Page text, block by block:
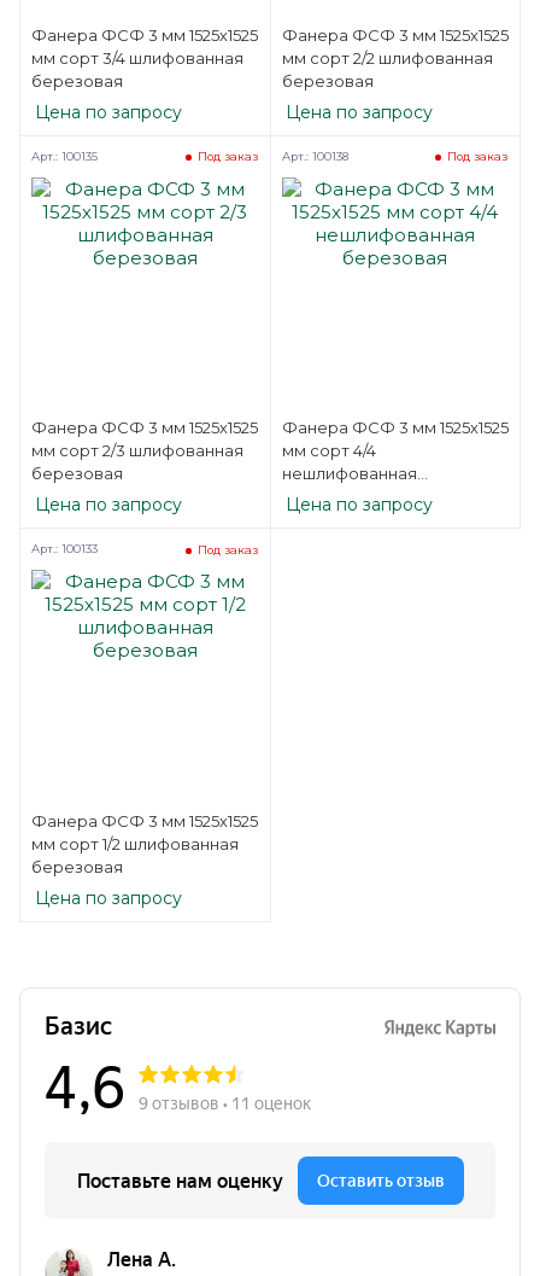
Фанера ФСФ 3 мм 1525х1525
мм сорт 3/4 шлифованная
березовая
Цена по запросу
Фанера ФСФ 3 мм 1525х1525
мм сорт 2/2 шлифованная
березовая
Цена по запросу
Фанера ФСФ 3 мм 1525х1525
мм сорт 2/3 шлифованная
березовая
Под заказ
Арт.: 100135
Цена по запросу
Фанера ФСФ 3 мм 1525х1525
мм сорт 4/4
нешлифованная
березовая
Под заказ
Арт.: 100138
Цена по запросу
Фанера ФСФ 3 мм 1525х1525
мм сорт 1/2 шлифованная
березовая
Под заказ
Арт.: 100133
Цена по запросу